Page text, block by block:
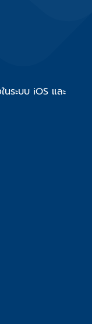
ระบบ iOS และ